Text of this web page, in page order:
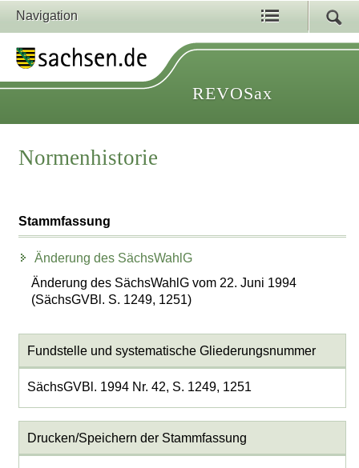
Navigation
REVOSax
Normenhistorie
Stammfassung
Änderung des SächsWahlG
Änderung des SächsWahlG vom 22. Juni 1994
(SächsGVBl. S. 1249, 1251)
Fundstelle und systematische Gliederungsnummer
SächsGVBl. 1994 Nr. 42, S. 1249, 1251
Drucken/Speichern der Stammfassung